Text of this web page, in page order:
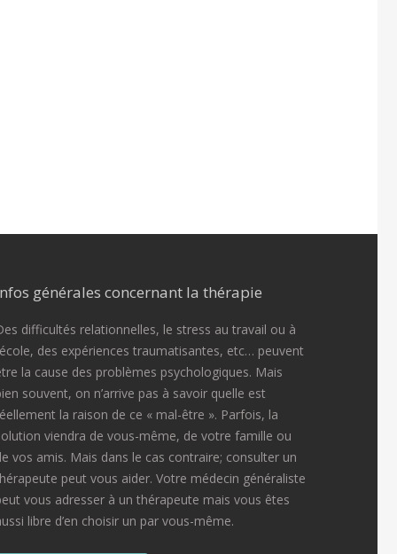
générales concernant la thérapie
difficultés relationnelles, le stress au travail ou à
des expériences traumatisantes, etc… peuvent
la cause des problèmes psychologiques. Mais
souvent, on n’arrive pas à savoir quelle est
la raison de ce « mal-être ». Parfois, la
viendra de vous-même, de votre famille ou
vos amis. Mais dans le cas contraire; consulter un
peut vous aider. Votre médecin généraliste
vous adresser à un thérapeute mais vous êtes
libre d’en choisir un par vous-même.